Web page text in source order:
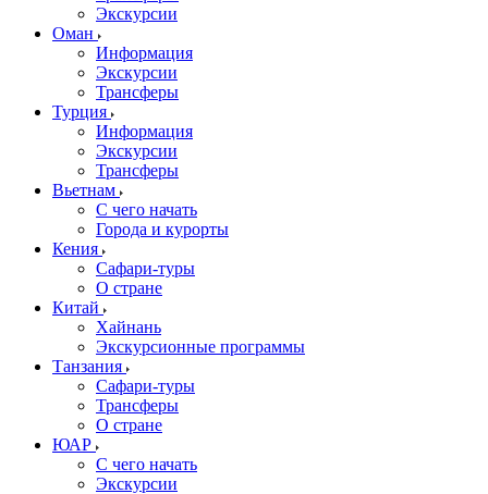
Экскурсии
Оман
Информация
Экскурсии
Трансферы
Турция
Информация
Экскурсии
Трансферы
Вьетнам
С чего начать
Города и курорты
Кения
Сафари-туры
О стране
Китай
Хайнань
Экскурсионные программы
Танзания
Сафари-туры
Трансферы
О стране
ЮАР
С чего начать
Экскурсии